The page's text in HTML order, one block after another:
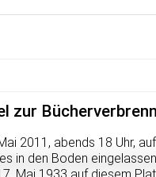
Diese Ausstellung wird
eines Dialoges
ist daher der
zur
2011, abends 18 Uhr,
in den Boden